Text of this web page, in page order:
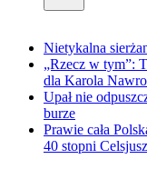
Nietykalna
„Rzecz w tym”:
dla Karola
Upał nie
burze
Prawie cała
40 stopni